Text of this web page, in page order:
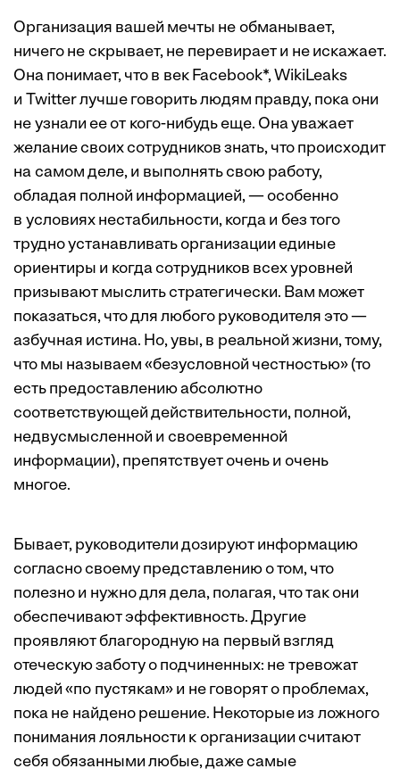
Организация вашей мечты не обманывает,
ничего не скрывает, не перевирает и не искажает.
Она понимает, что в век Facebook*, WikiLeaks
и Twitter лучше говорить людям правду, пока они
не узнали ее от кого-нибудь еще. Она уважает
желание своих сотрудников знать, что происходит
на самом деле, и выполнять свою работу,
обладая полной информацией, — особенно
в условиях нестабильности, когда и без того
трудно устанавливать организации единые
ориентиры и когда сотрудников всех уровней
призывают мыслить стратегически. Вам может
показаться, что для любого руководителя это —
азбучная истина. Но, увы, в реальной жизни, тому,
что мы называем «безусловной честностью» (то
есть предоставлению абсолютно
соответствующей действительности, полной,
недвусмысленной и своевременной
информации), препятствует очень и очень
многое.
Бывает, руководители дозируют информацию
согласно своему представлению о том, что
полезно и нужно для дела, полагая, что так они
обеспечивают эффективность. Другие
проявляют благородную на первый взгляд
отеческую заботу о подчиненных: не тревожат
людей «по пустякам» и не говорят о проблемах,
пока не найдено решение. Некоторые из ложного
понимания лояльности к организации считают
себя обязанными любые, даже самые